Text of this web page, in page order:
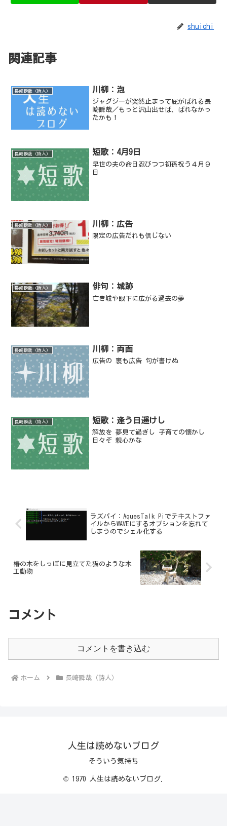
shuichi
関連記事
長崎瞬哉（詩人） 川柳：泡
ジャグジーが突然止まって屁がばれる長
崎瞬哉／もっと沢山出せば、ばれなかっ
たかも！
長崎瞬哉（詩人） 短歌：4月9日
早世の夫の命日忍びつつ初孫祝う４月９
日
長崎瞬哉（詩人） 川柳：広告
限定の広告だれも信じない
長崎瞬哉（詩人） 俳句：城跡
亡き城や眼下に広がる過去の夢
長崎瞬哉（詩人） 川柳：両面
広告の 裏も広告 句が書けぬ
長崎瞬哉（詩人） 短歌：逢う日遥けし
解放を 夢見て過ぎし 子育ての懐かし
日々ぞ 親心かな
ラズパイ：AquesTalk Piでテキストファ
イルからWAVEにするオプションを忘れて
しまうのでシェル化する
椿の木をしっぽに見立てた猫のような木
工動物
コメント
コメントを書き込む
ホーム 長崎瞬哉（詩人）
人生は読めないブログ
そういう気持ち
© 1970 人生は読めないブログ.